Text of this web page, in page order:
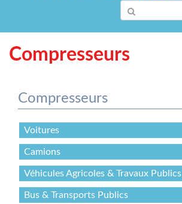
Compresseurs
Compresseurs
Voitures
Camions
Véhicules Agricoles & Travaux Publics
Bus & Transports Publics